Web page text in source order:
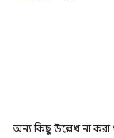
অন্য কিছু উল্লেখ না করা